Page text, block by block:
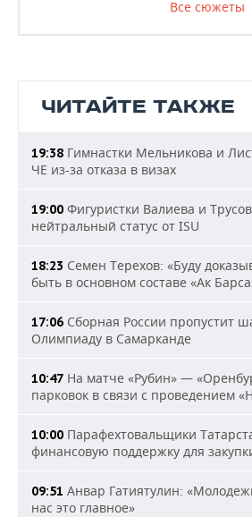
Все сюжеты
ЧИТАЙТЕ ТАКЖЕ
19:38 Гимнастки Мельникова и
ЧЕ из-за отказа в визах
19:00 Фигуристки Валиева и
нейтральный статус от ISU
18:23 Семен Терехов: «Буду
быть в основном составе «Ак
17:06 Сборная России пропустит
Олимпиаду в Самарканде
10:47 На матче «Рубин» —
парковок в связи с проведением
10:00 Парафехтовальщики
финансовую поддержку для
09:51 Анвар Гатиятулин:
нас это главное»